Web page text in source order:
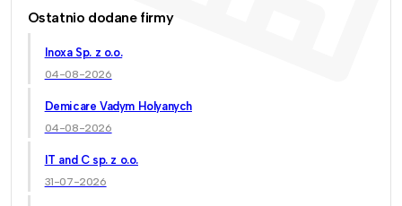
Ostatnio dodane firmy
Inoxa Sp. z o.o.
04-08-2026
Demicare Vadym Holyanych
04-08-2026
IT and C sp. z o.o.
31-07-2026